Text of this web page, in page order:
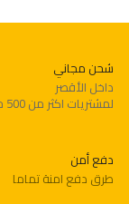
شحن مجاني
لمشتريات اكثر من 500 جنيه
دفع أمن
طرق دفع امنة تماما